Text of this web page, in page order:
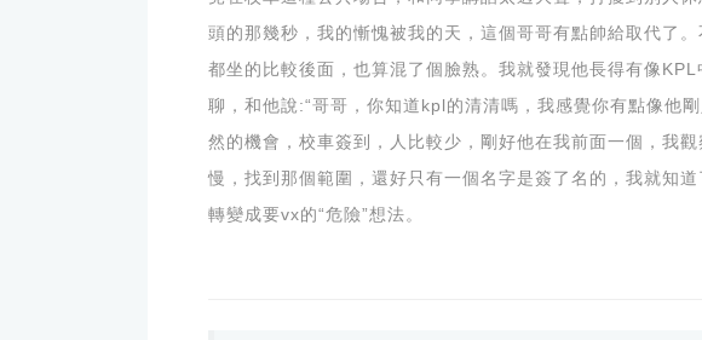
頭的那幾秒，我的慚愧被我的天，這個哥哥有點帥給取代了
都坐的比較後面，也算混了個臉熟。我就發現他長得有像
聊，和他說:“哥哥，你知道kpl的清清嗎，我感覺你有點像他
然的機會，校車簽到，人比較少，剛好他在我前面一個，我
慢，找到那個範圍，還好只有一個名字是簽了名的，我就知
轉變成要vx的“危險”想法。